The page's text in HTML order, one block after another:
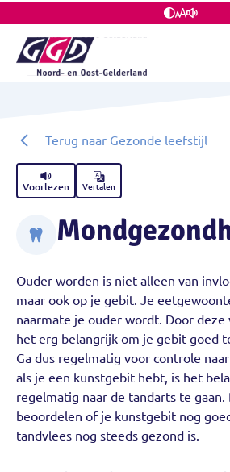
Terug naar Gezonde leefstijl
Voorlezen Vertalen
Ouder worden is niet alleen van
maar ook op je gebit. Je
naarmate je ouder wordt. Door deze
het erg belangrijk om je gebit goed
Ga dus regelmatig voor controle
als je een kunstgebit hebt, is het
regelmatig naar de tandarts te gaan.
beoordelen of je kunstgebit nog
tandvlees nog steeds gezond is.